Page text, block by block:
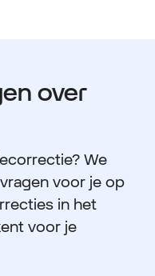
over
We
voor je op
in het
voor je